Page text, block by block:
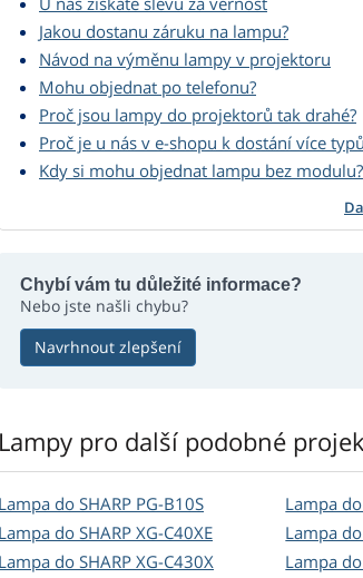
Jakou dostanu záruku na lampu?
Návod na výměnu lampy v projektoru
Mohu objednat po telefonu?
Proč jsou lampy do projektorů tak drahé?
Proč je u nás v e-shopu k dostání více
Kdy si mohu objednat lampu bez modulu?
Chybí vám tu důležité informace?
Nebo jste našli chybu?
Navrhnout zlepšení
Lampy pro další podobné
Lampa do SHARP PG-B10S
Lampa do SHARP XG-C40XE
Lampa do SHARP XG-C430X
Lampa
Lampa
Lampa